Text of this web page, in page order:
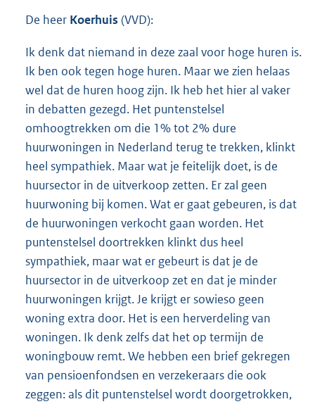
De heer Koerhuis (VVD):
Ik denk dat niemand in deze zaal voor hoge huren is.
Ik ben ook tegen hoge huren. Maar we zien helaas
wel dat de huren hoog zijn. Ik heb het hier al vaker
in debatten gezegd. Het puntenstelsel
omhoogtrekken om die 1% tot 2% dure
huurwoningen in Nederland terug te trekken, klinkt
heel sympathiek. Maar wat je feitelijk doet, is de
huursector in de uitverkoop zetten. Er zal geen
huurwoning bij komen. Wat er gaat gebeuren, is dat
de huurwoningen verkocht gaan worden. Het
puntenstelsel doortrekken klinkt dus heel
sympathiek, maar wat er gebeurt is dat je de
huursector in de uitverkoop zet en dat je minder
huurwoningen krijgt. Je krijgt er sowieso geen
woning extra door. Het is een herverdeling van
woningen. Ik denk zelfs dat het op termijn de
woningbouw remt. We hebben een brief gekregen
van pensioenfondsen en verzekeraars die ook
zeggen: als dit puntenstelsel wordt doorgetrokken,